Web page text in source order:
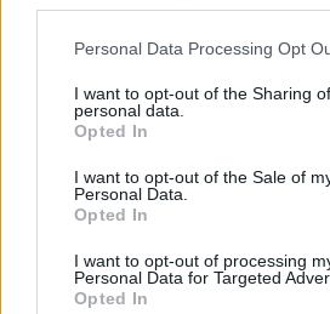
Please note that this website/app
not limited to your visit or usage
grant or deny consent to Google and
use your data for below specified
consent section.
Personal Data Processing Opt
I want to opt-out of the Sharing
personal data.
Opted In
I want to opt-out of the Sale of
Personal Data.
Opted In
I want to opt-out of processing
Personal Data for Targeted
Opted In